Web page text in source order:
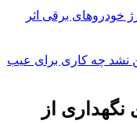
خودروهای برقی اثر
نشد چه کاری برای عیب
از